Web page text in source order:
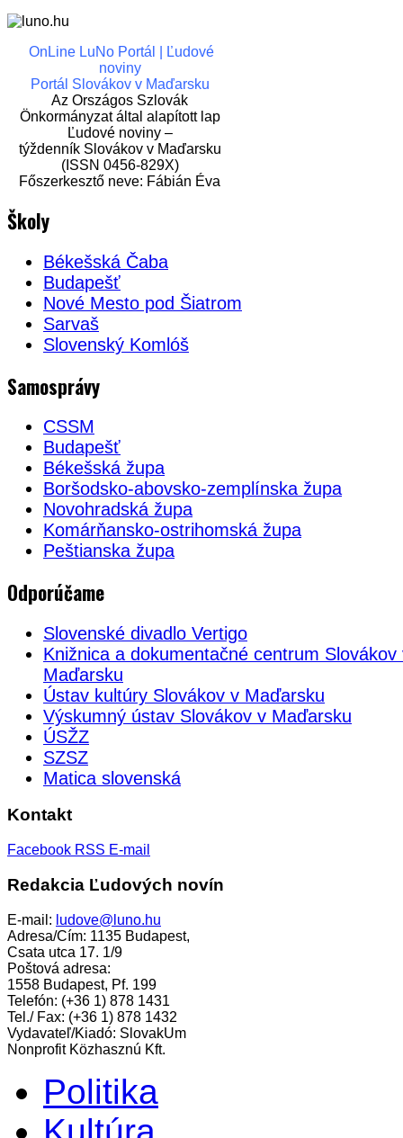
OnLine LuNo Portál | Ľudové
noviny
Portál Slovákov v Maďarsku
Az Országos Szlovák
Önkormányzat által alapított lap
Ľudové noviny –
týždenník Slovákov v Maďarsku
(ISSN 0456-829X)
Főszerkesztő neve: Fábián Éva
Školy
Békešská Čaba
Budapešť
Nové Mesto pod Šiatrom
Sarvaš
Slovenský Komlóš
Samosprávy
CSSM
Budapešť
Békešská župa
Boršodsko-abovsko-zemplínska župa
Novohradská župa
Komárňansko-ostrihomská župa
Peštianska župa
Odporúčame
Slovenské divadlo Vertigo
Knižnica a dokumentačné centrum Slovákov
Maďarsku
Ústav kultúry Slovákov v Maďarsku
Výskumný ústav Slovákov v Maďarsku
ÚSŽZ
SZSZ
Matica slovenská
Kontakt
Facebook RSS E-mail
Redakcia Ľudových novín
E-mail: ludove@luno.hu
Adresa/Cím: 1135 Budapest,
Csata utca 17. 1/9
Poštová adresa:
1558 Budapest, Pf. 199
Telefón: (+36 1) 878 1431
Tel./ Fax: (+36 1) 878 1432
Vydavateľ/Kiadó: SlovakUm
Nonprofit Közhasznú Kft.
Politika